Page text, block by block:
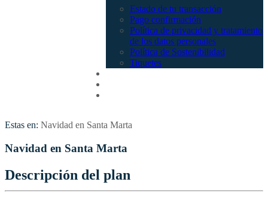
Estado de tu transacción
Pago confirmación
Política de privacidad y tratamiento
de los datos personales
Política de Sostenibilidad
Tiquetes
Estas en: Navidad en Santa Marta
Navidad en Santa Marta
Descripción del plan